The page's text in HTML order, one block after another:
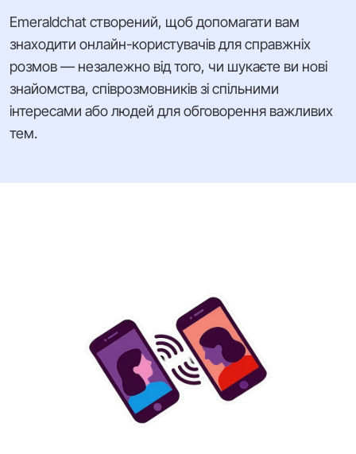
Emeraldchat створений, щоб допомагати вам
знаходити онлайн-користувачів для справжніх
розмов — незалежно від того, чи шукаєте ви нові
знайомства, співрозмовників зі спільними
інтересами або людей для обговорення важливих
тем.